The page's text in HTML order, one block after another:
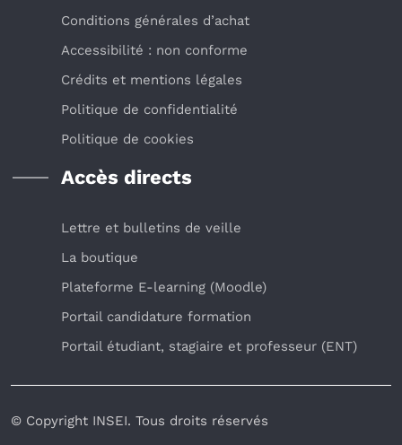
Conditions générales d’achat
Accessibilité : non conforme
Crédits et mentions légales
Politique de confidentialité
Politique de cookies
Accès directs
Lettre et bulletins de veille
La boutique
Plateforme E-learning (Moodle)
Portail candidature formation
Portail étudiant, stagiaire et professeur (ENT)
© Copyright INSEI. Tous droits réservés